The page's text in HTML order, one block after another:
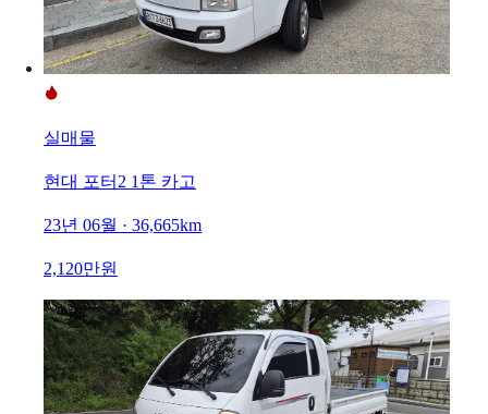
실매물
현대 포터2 1톤 카고
23년 06월 · 36,665km
2,120만원